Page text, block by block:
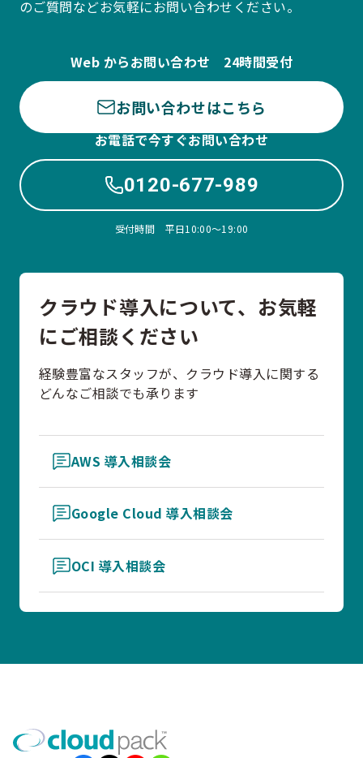
のご質問などお気軽にお問い合わせください。
Web からお問い合わせ 24時間受付
お問い合わせはこちら
お電話で今すぐお問い合わせ
0120-677-989
受付時間 平日10:00〜19:00
クラウド導入について、お気軽
にご相談ください
経験豊富なスタッフが、クラウド導入に関する
どんなご相談でも承ります
AWS 導入相談会
Google Cloud 導入相談会
OCI 導入相談会